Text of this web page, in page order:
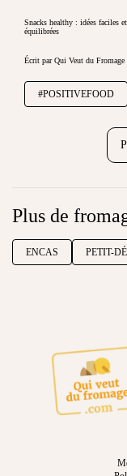
Snacks healthy : idées faciles
équilibrées
Écrit par Qui Veut du Fromage
#POSITIVEFOOD
Plus de
ENCAS PETIT-